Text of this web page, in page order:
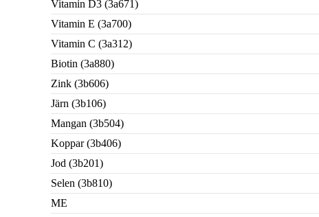
Vitamin D3 (3a671)
Vitamin E (3a700)
Vitamin C (3a312)
Biotin (3a880)
Zink (3b606)
Järn (3b106)
Mangan (3b504)
Koppar (3b406)
Jod (3b201)
Selen (3b810)
ME